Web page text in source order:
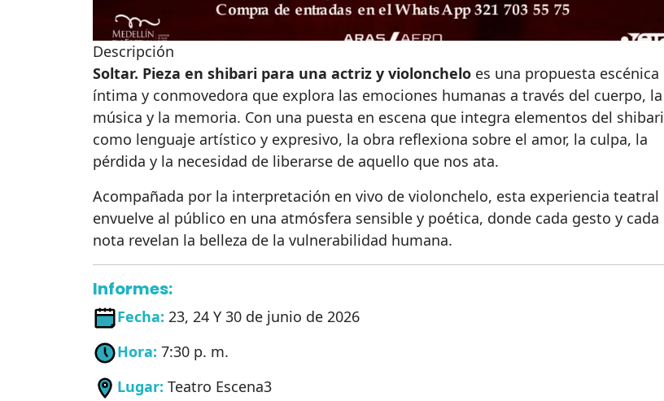
Descripción
Soltar. Pieza en shibari para una actriz y violonchelo es una propuesta escénica
íntima y conmovedora que explora las emociones humanas a través del cuerpo, la
música y la memoria. Con una puesta en escena que integra elementos del shibari
como lenguaje artístico y expresivo, la obra reflexiona sobre el amor, la culpa, la
pérdida y la necesidad de liberarse de aquello que nos ata.
Acompañada por la interpretación en vivo de violonchelo, esta experiencia teatral
envuelve al público en una atmósfera sensible y poética, donde cada gesto y cada
nota revelan la belleza de la vulnerabilidad humana.
Informes:
Fecha: 23, 24 Y 30 de junio de 2026
Hora: 7:30 p. m.
Lugar: Teatro Escena3